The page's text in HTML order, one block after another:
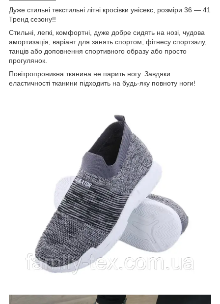
Дуже стильні текстильні літні кросівки унісекс, розміри 36 — 41
Тренд сезону!!
Стильні, легкі, комфортні, дуже добре сидять на нозі, чудова
амортизація, варіант для занять спортом, фітнесу спортзалу,
танців або доповнення спортивного образу або просто
прогулянок.
Повітропроникна тканина не парить ногу. Завдяки
еластичності тканини підходить на будь-яку повноту ноги!